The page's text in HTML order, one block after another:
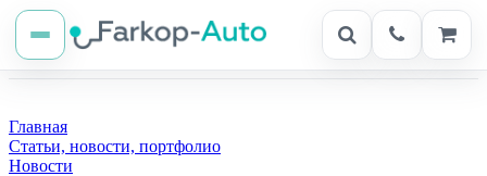
Главная
Статьи, новости, портфолио
Новости